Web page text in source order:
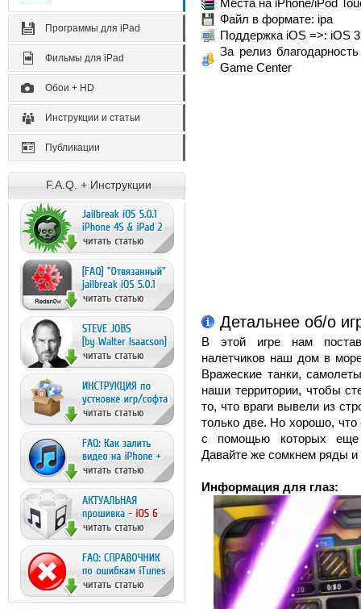
Программы для iPad
Фильмы для iPad
Обои + HD
Инструкции и статьи
Публикации
F.A.Q. + Инструкции
Места на iPhone/iPod
Файл в формате: ipa
Поддержка iOS =>: iOS
За релиз
Game Center
Детальнее об/о
В этой игре нам
налетчиков наш дом в
Вражеские танки,
наши территории, чтобы
то, что враги вывели из
только две. Но хорошо,
с помощью которых еще
Давайте же сомкнем ряды и
Информация для глаз: